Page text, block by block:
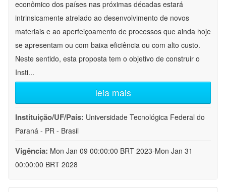
econômico dos países nas próximas décadas estará
intrinsicamente atrelado ao desenvolvimento de novos
materiais e ao aperfeiçoamento de processos que ainda hoje
se apresentam ou com baixa eficiência ou com alto custo.
Neste sentido, esta proposta tem o objetivo de construir o
Insti...
leia mais
Instituição/UF/País: Universidade Tecnológica Federal do
Paraná - PR - Brasil
Vigência: Mon Jan 09 00:00:00 BRT 2023-Mon Jan 31
00:00:00 BRT 2028